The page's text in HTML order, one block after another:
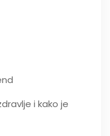
i kako je